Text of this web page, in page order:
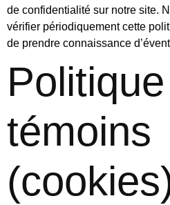
de confidentialité sur notre site.
vérifier périodiquement cette
de prendre connaissance
témoins